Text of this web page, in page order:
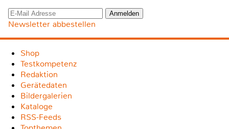
Newsletter abbestellen
Shop
Testkompetenz
Redaktion
Gerätedaten
Bildergalerien
Kataloge
RSS-Feeds